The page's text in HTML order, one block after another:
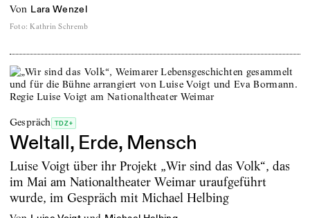
von Lara Wenzel
Foto: Kathrin Schremb
Gespräch TDZ+
Weltall, Erde, Mensch
Luise Voigt über ihr Projekt „Wir sind das Volk“, das
im Mai am Nationaltheater Weimar uraufgeführt
wurde, im Gespräch mit Michael Helbing